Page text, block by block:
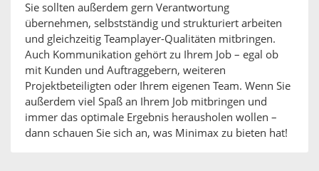
Sie sollten außerdem gern Verantwortung
übernehmen, selbstständig und strukturiert arbeiten
und gleichzeitig Teamplayer-Qualitäten mitbringen.
Auch Kommunikation gehört zu Ihrem Job – egal ob
mit Kunden und Auftraggebern, weiteren
Projektbeteiligten oder Ihrem eigenen Team. Wenn Sie
außerdem viel Spaß an Ihrem Job mitbringen und
immer das optimale Ergebnis herausholen wollen –
dann schauen Sie sich an, was Minimax zu bieten hat!